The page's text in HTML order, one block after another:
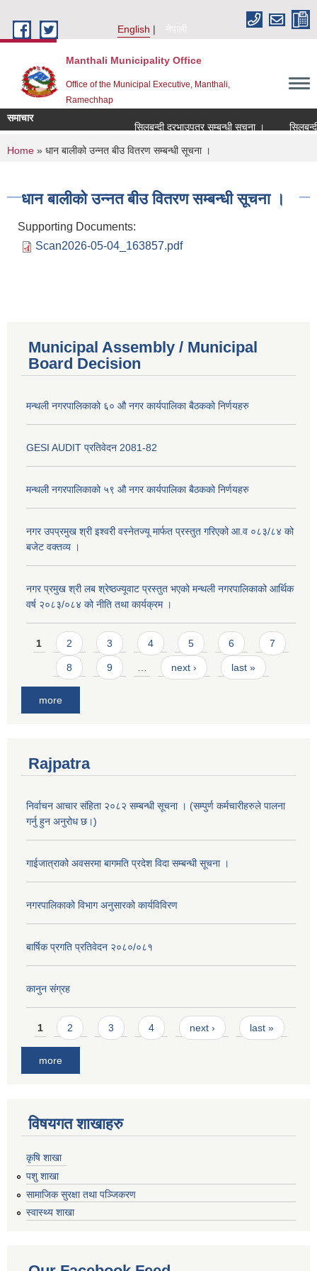
English
नेपाली
Manthali Municipality Office
Office of the Municipal Executive, Manthali,
Ramechhap
समाचार
सिलबन्दी दरभाउपत्र सम्बन्धी सूचना ।
सिलबन्दी
You are here
Home » धान बालीको उन्नत बीउ वितरण सम्बन्धी सूचना ।
धान बालीको उन्नत बीउ वितरण सम्बन्धी सूचना ।
Supporting Documents:
Scan2026-05-04_163857.pdf
Municipal Assembly / Municipal
Board Decision
मन्थली नगरपालिकाको ६० औ नगर कार्यपालिका बैठकको निर्णयहरु
GESI AUDIT प्रतिवेदन 2081-82
मन्थली नगरपालिकाको ५९ औ नगर कार्यपालिका बैठकको निर्णयहरु
नगर उपप्रमुख श्री इश्वरी वस्नेतज्यू मार्फत प्रस्तुत गरिएको आ.व ०८३/८४ को
बजेट वक्तव्य ।
नगर प्रमुख श्री लब श्रेष्ठज्यूवाट प्रस्तुत भएको मन्थली नगरपालिकाको आर्थिक
वर्ष २०८३/०८४ को नीति तथा कार्यक्रम ।
Pages
1 2 3 4 5 6 7
8 9 next › last »
more
Rajpatra
निर्वाचन आचार संहिता २०८२ सम्बन्धी सूचना । (सम्पुर्ण कर्मचारीहरुले पालना
गर्नु हुन अनुरोध छ।)
गाईजात्राको अवसरमा बागमति प्रदेश विदा सम्बन्धी सूचना ।
नगरपालिकाको विभाग अनुसारको कार्यविविरण
बार्षिक प्रगति प्रतिवेदन २०८०/०८१
कानुन संग्रह
Pages
1 2 3 4 next › last »
more
विषयगत शाखाहरु
कृषि शाखा
पशु शाखा
सामाजिक सुरक्षा तथा पञ्जिकरण
स्वास्थ्य शाखा